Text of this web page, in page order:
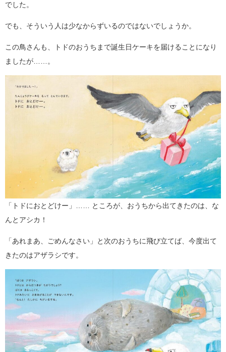
でした。
でも、そういう人は少なからずいるのではないでしょうか。
この鳥さんも、トドのおうちまで誕生日ケーキを届けることになり
ましたが……。
「トドにおとどけー」…… ところが、おうちから出てきたのは、な
んとアシカ！
「あれまあ、ごめんなさい」と次のおうちに飛び立てば、今度出て
きたのはアザラシです。